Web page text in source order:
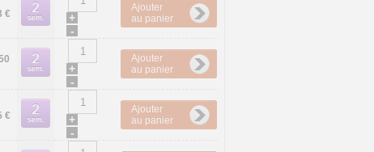
€
+
-
Ajouter
au panier
+
-
Ajouter
au panier
€
+
-
Ajouter
au panier